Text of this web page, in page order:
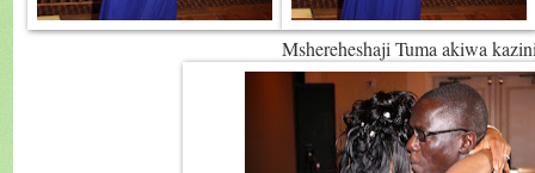
Mshereheshaji Tuma akiwa